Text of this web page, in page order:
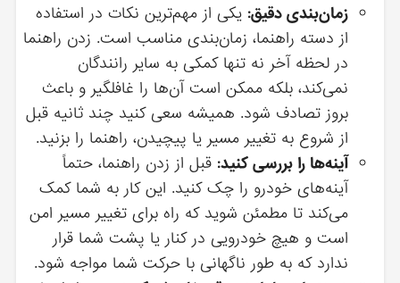
زمان‌بندی دقیق: یکی از مهم‌ترین نکات در استفاده
از دسته راهنما، زمان‌بندی مناسب است. زدن راهنما
در لحظه آخر نه تنها کمکی به سایر رانندگان
نمی‌کند، بلکه ممکن است آن‌ها را غافلگیر و باعث
بروز تصادف شود. همیشه سعی کنید چند ثانیه قبل
از شروع به تغییر مسیر یا پیچیدن، راهنما را بزنید.
آینه‌ها را بررسی کنید: قبل از زدن راهنما، حتماً
آینه‌های خودرو را چک کنید. این کار به شما کمک
می‌کند تا مطمئن شوید که راه برای تغییر مسیر امن
است و هیچ خودرویی در کنار یا پشت شما قرار
ندارد که به طور ناگهانی با حرکت شما مواجه شود.